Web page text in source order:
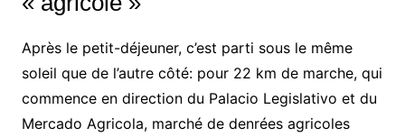
Après le petit-déjeuner, c’est parti sous le même
soleil que de l’autre côté: pour 22 km de marche, qui
commence en direction du Palacio Legislativo et du
Mercado Agricola, marché de denrées agricoles